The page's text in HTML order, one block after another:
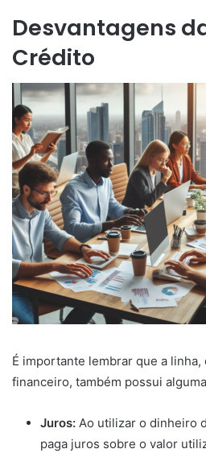
Desvantagens
Crédito
É importante lembrar que a
financeiro, também possui
Juros: Ao utilizar o dinheiro
paga juros sobre o valor